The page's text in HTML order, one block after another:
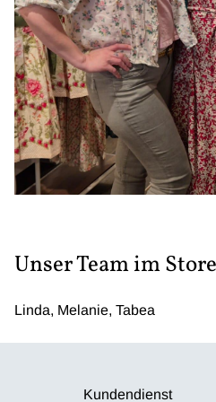
Unser Team im
Linda, Melanie, Tabea
Kundendienst